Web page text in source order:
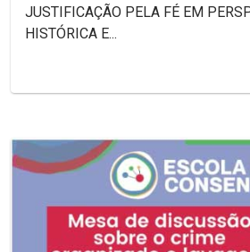
JUSTIFICAÇÃO PELA FÉ EM
HISTÓRICA E...